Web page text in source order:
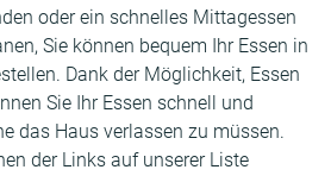
oder ein schnelles Mittagessen
Sie können bequem Ihr Essen in
Dank der Möglichkeit, Essen
Sie Ihr Essen schnell und
das Haus verlassen zu müssen.
der Links auf unserer Liste